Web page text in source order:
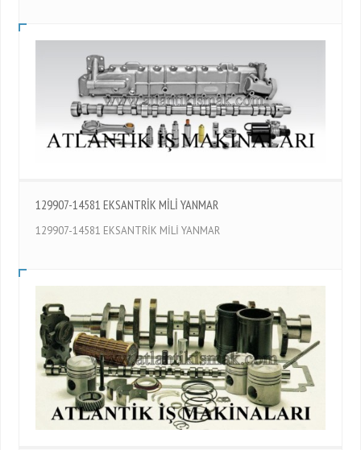
129907-14581 EKSANTRİK MİLİ YANMAR
129907-14581 EKSANTRİK MİLİ YANMAR